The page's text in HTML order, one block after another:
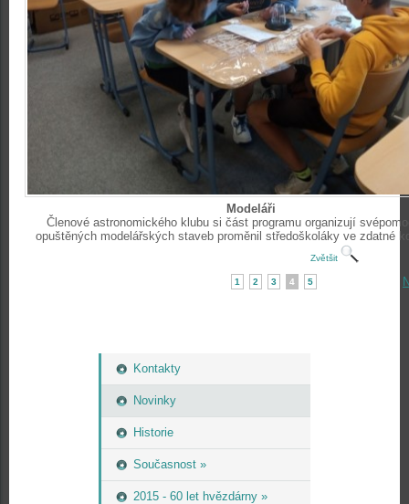
Kontakty
Novinky
Historie
Současnost »
2015 - 60 let hvězdárny »
Modeláři
Členové astronomického klubu si část programu organizují
opuštěných modelářských staveb proměnil středoškoláky ve zdatné
Zvětšit
1 2 3 4 5